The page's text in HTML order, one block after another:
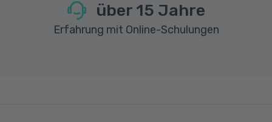
über 15 Jahre
Erfahrung mit Online-Schulungen